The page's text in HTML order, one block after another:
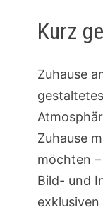
Kurz
Zuhause
Zuhause
möchten
Bild- und